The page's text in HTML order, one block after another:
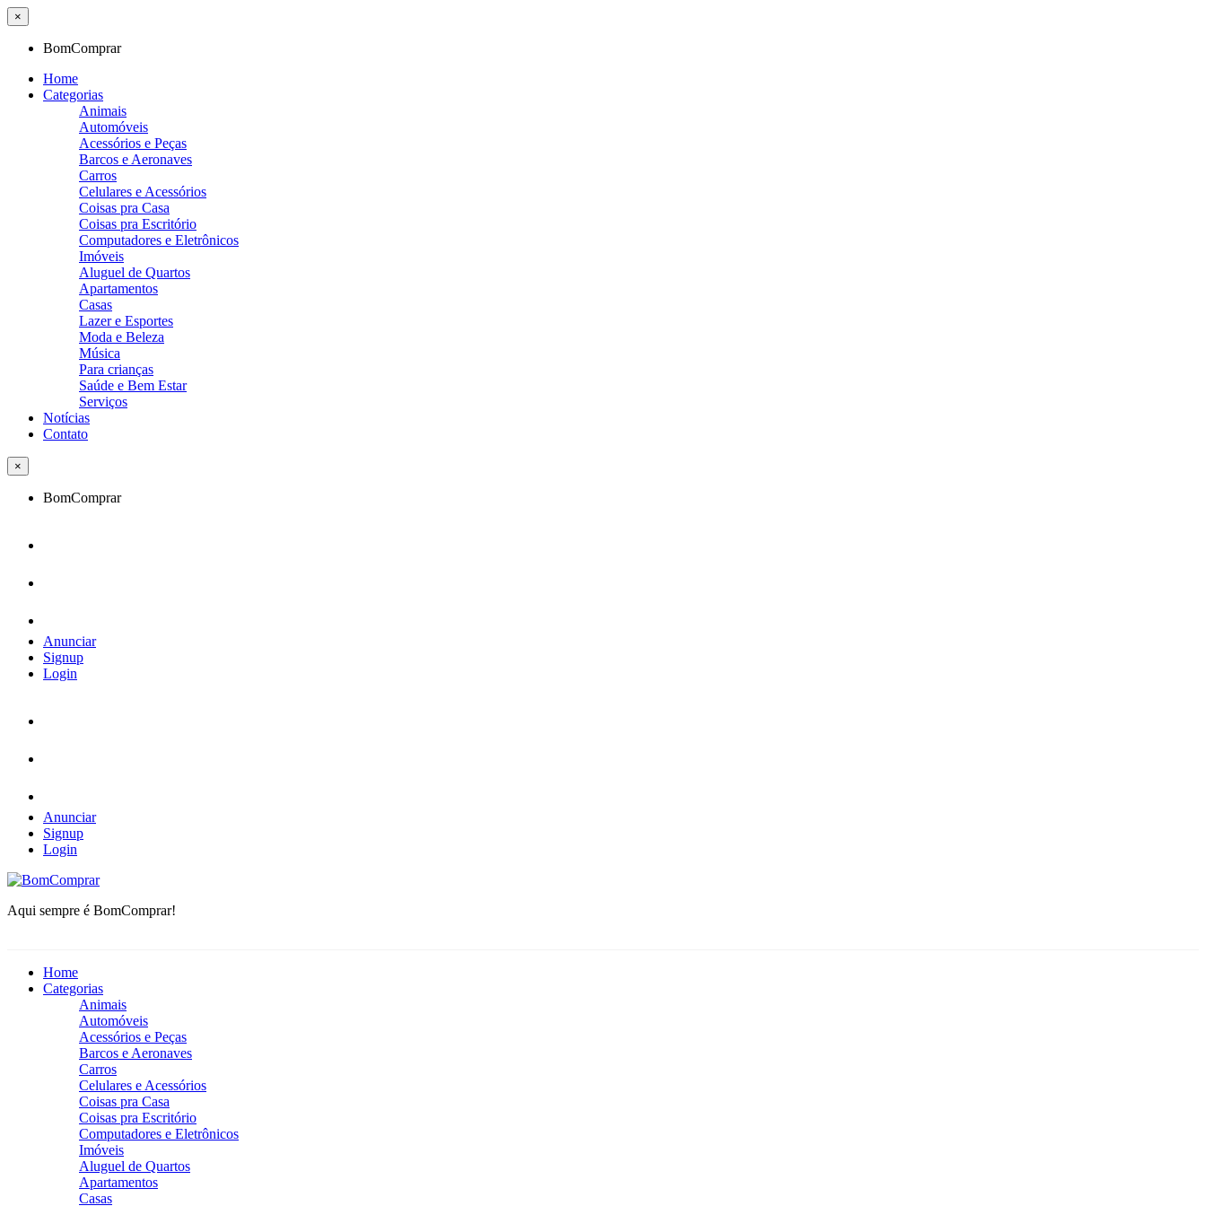
×
BomComprar
Home
Categorias
Animais
Automóveis
Acessórios e Peças
Barcos e Aeronaves
Carros
Celulares e Acessórios
Coisas pra Casa
Coisas pra Escritório
Computadores e Eletrônicos
Imóveis
Aluguel de Quartos
Apartamentos
Casas
Lazer e Esportes
Moda e Beleza
Música
Para crianças
Saúde e Bem Estar
Serviços
Notícias
Contato
×
BomComprar
Anunciar
Signup
Login
Anunciar
Signup
Login
BomComprar
Aqui sempre é BomComprar!
Home
Categorias
Animais
Automóveis
Acessórios e Peças
Barcos e Aeronaves
Carros
Celulares e Acessórios
Coisas pra Casa
Coisas pra Escritório
Computadores e Eletrônicos
Imóveis
Aluguel de Quartos
Apartamentos
Casas